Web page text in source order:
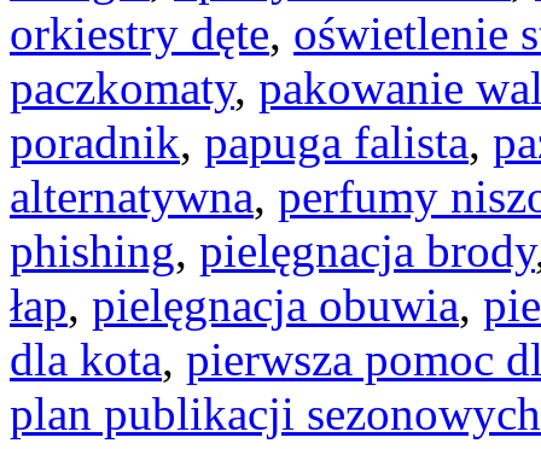
orkiestry dęte, oświetlenie
paczkomaty, pakowanie
poradnik, papuga falista,
alternatywna, perfumy
phishing, pielęgnacja brody
łap, pielęgnacja obuwia,
dla kota, pierwsza pomoc
plan publikacji sezonowych